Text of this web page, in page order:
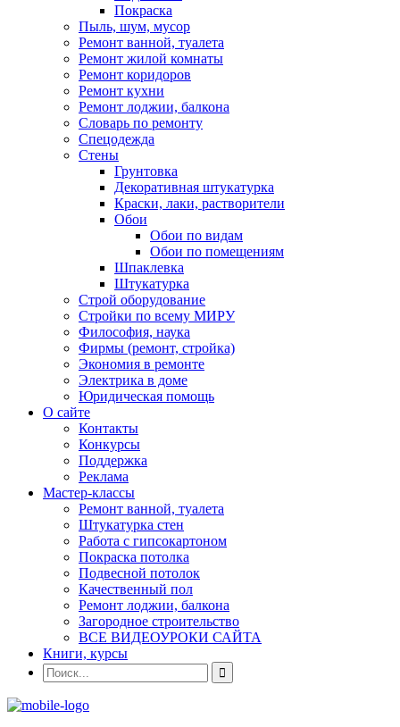
Покраска
Пыль, шум, мусор
Ремонт ванной, туалета
Ремонт жилой комнаты
Ремонт коридоров
Ремонт кухни
Ремонт лоджии, балкона
Словарь по ремонту
Спецодежда
Стены
Грунтовка
Декоративная штукатурка
Краски, лаки, растворители
Обои
Обои по видам
Обои по помещениям
Шпаклевка
Штукатурка
Строй оборудование
Стройки по всему МИРУ
Философия, наука
Фирмы (ремонт, стройка)
Экономия в ремонте
Электрика в доме
Юридическая помощь
О сайте
Контакты
Конкурсы
Поддержка
Реклама
Мастер-классы
Ремонт ванной, туалета
Штукатурка стен
Работа с гипсокартоном
Покраска потолка
Подвесной потолок
Качественный пол
Ремонт лоджии, балкона
Загородное строительство
ВСЕ ВИДЕОУРОКИ САЙТА
Книги, курсы